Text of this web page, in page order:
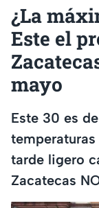
¿La
Este el
mayo
Este 30 es
tarde ligero
Zacatecas